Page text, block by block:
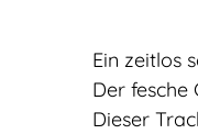
Ein zeitlos
Der
Dieser